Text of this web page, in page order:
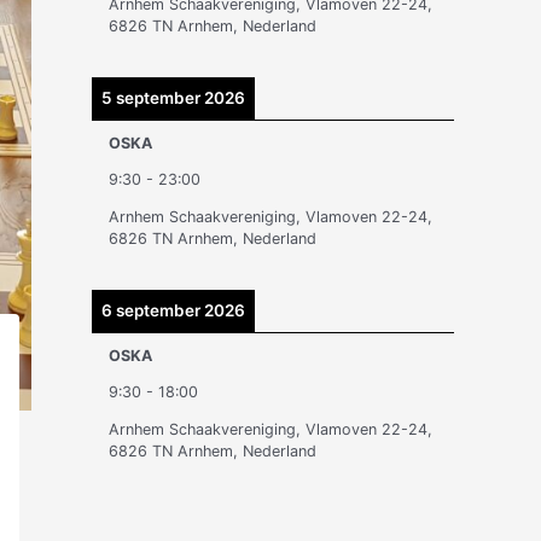
Arnhem Schaakvereniging, Vlamoven 22-24,
6826 TN Arnhem, Nederland
5 september 2026
OSKA
9:30 - 23:00
Arnhem Schaakvereniging, Vlamoven 22-24,
6826 TN Arnhem, Nederland
6 september 2026
OSKA
9:30 - 18:00
Arnhem Schaakvereniging, Vlamoven 22-24,
6826 TN Arnhem, Nederland